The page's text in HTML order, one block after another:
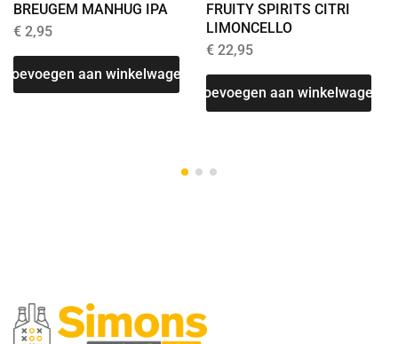
BREUGEM MANHUG IPA
€ 2,95
Toevoegen aan winkelwagen
FRUITY SPIRITS CITRI
LIMONCELLO
€22,95
Toevoegen aan winkelwagen